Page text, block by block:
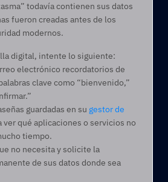
todavía contienen sus datos
fueron creadas antes de los
modernos.
digital, intente lo siguiente:
electrónico recordatorios de
clave como “bienvenido,”
guardadas en su gestor de
ver qué aplicaciones o servicios no
tiempo.
no necesita y solicite la
de sus datos donde sea